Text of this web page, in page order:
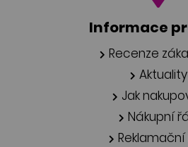
Informace
Recenze
Aktuality
Jak
Nákupní